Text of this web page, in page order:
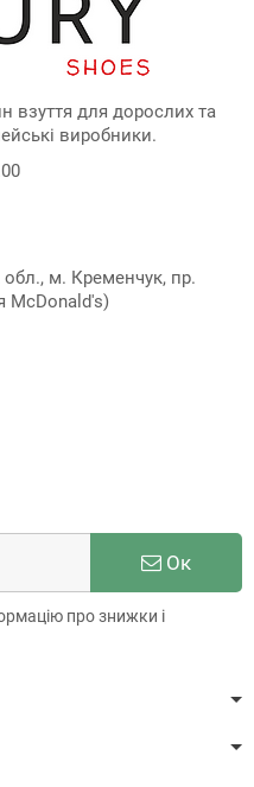
взуття для дорослих та
виробники.
обл., м. Кременчук, пр.
McDonald's)
Ок
про знижки і